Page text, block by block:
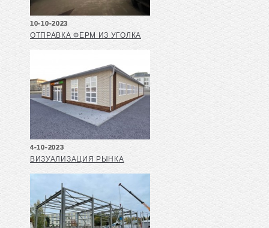
10-10-2023
ОТПРАВКА ФЕРМ ИЗ УГОЛКА
4-10-2023
ВИЗУАЛИЗАЦИЯ РЫНКА